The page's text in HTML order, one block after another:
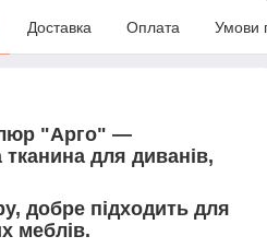
Доставка Оплата Умови
"Арго" —
для диванів,
добре підходить для
меблів.